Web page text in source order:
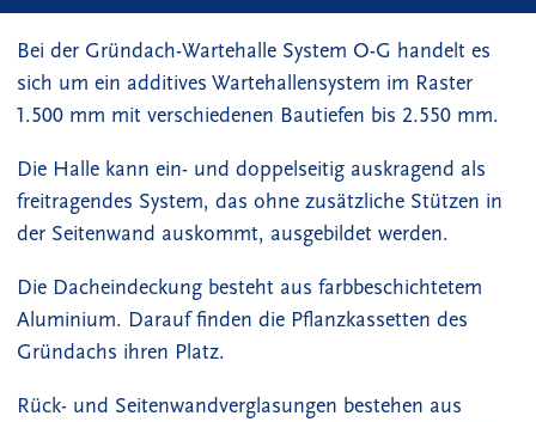
Bei der Gründach-Wartehalle System O-G handelt es
sich um ein additives Wartehallensystem im Raster
1.500 mm mit verschiedenen Bautiefen bis 2.550 mm.
Die Halle kann ein- und doppelseitig auskragend als
freitragendes System, das ohne zusätzliche Stützen in
der Seitenwand auskommt, ausgebildet werden.
Die Dacheindeckung besteht aus farbbeschichtetem
Aluminium. Darauf finden die Pflanzkassetten des
Gründachs ihren Platz.
Rück- und Seitenwandverglasungen bestehen aus